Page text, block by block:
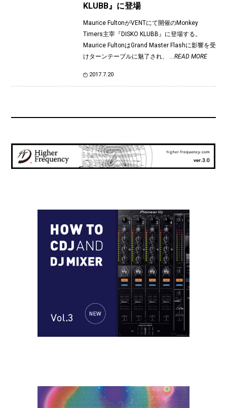
KLUBB』に登場
Maurice FultonがVENTにて開催のMonkey
Timers主宰『DISKO KLUBB』に登場する。
Maurice FultonはGrand Master Flashに影響を受
けターンテーブルに魅了され、 ...READ MORE
2017.7.20